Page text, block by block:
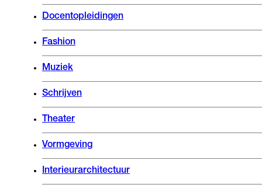
Docentopleidingen
Fashion
Muziek
Schrijven
Theater
Vormgeving
Interieurarchitectuur